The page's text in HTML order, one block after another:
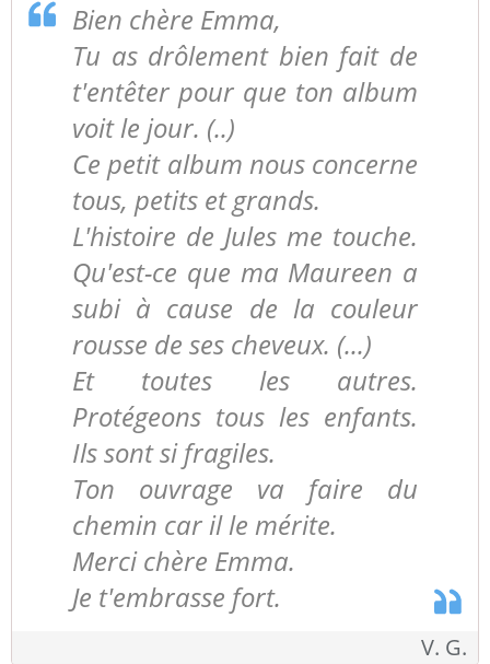
Bien chère Emma,
Tu as drôlement bien fait de
t'entêter pour que ton album
voit le jour. (..)
Ce petit album nous concerne
tous, petits et grands.
L'histoire de Jules me touche.
Qu'est-ce que ma Maureen a
subi à cause de la couleur
rousse de ses cheveux. (...)
Et toutes les autres.
Protégeons tous les enfants.
Ils sont si fragiles.
Ton ouvrage va faire du
chemin car il le mérite.
Merci chère Emma.
Je t'embrasse fort.
V. G.